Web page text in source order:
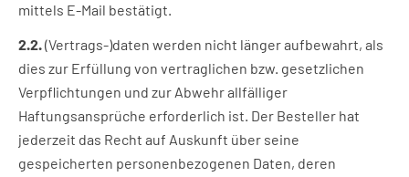
mittels E-Mail bestätigt.
2.2.(Vertrags-)daten werden nicht länger aufbewahrt, als
dies zur Erfüllung von vertraglichen bzw. gesetzlichen
Verpflichtungen und zur Abwehr allfälliger
Haftungsansprüche erforderlich ist. Der Besteller hat
jederzeit das Recht auf Auskunft über seine
gespeicherten personenbezogenen Daten, deren